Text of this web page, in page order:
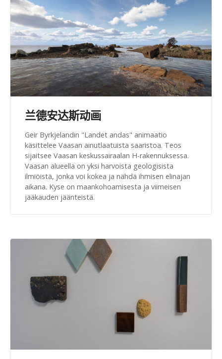
兰德安达斯动画
Geir Byrkjelandin "Landet andas" animaatio
käsittelee Vaasan ainutlaatuista saaristoa. Teos
sijaitsee Vaasan keskussairaalan H-rakennuksessa.
Vaasan alueella on yksi harvoista geologisista
ilmiöistä, jonka voi kokea ja nähdä ihmisen elinajan
aikana. Kyse on maankohoamisesta ja viimeisen
jääkauden jäänteistä.